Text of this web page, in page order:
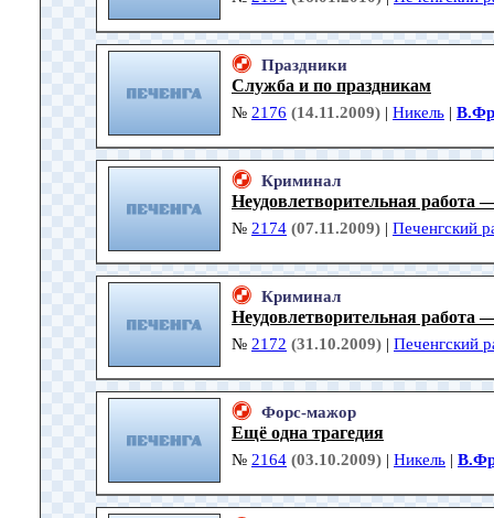
Праздники
Служба и по праздникам
№ 2176 (14.11.2009) | Никель |
Криминал
Неудовлетворительная работа
№ 2174 (07.11.2009) | Печенгский
Криминал
Неудовлетворительная работа
№ 2172 (31.10.2009) | Печенгский
Форс-мажор
Ещё одна трагедия
№ 2164 (03.10.2009) | Никель |